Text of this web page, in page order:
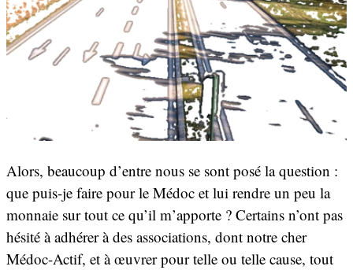
Alors, beaucoup d’entre nous se sont posé la question :
que puis-je faire pour le Médoc et lui rendre un peu la
monnaie sur tout ce qu’il m’apporte ? Certains n’ont pas
hésité à adhérer à des associations, dont notre cher
Médoc-Actif, et à œuvrer pour telle ou telle cause, tout